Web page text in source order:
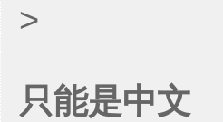
>
只能是中文